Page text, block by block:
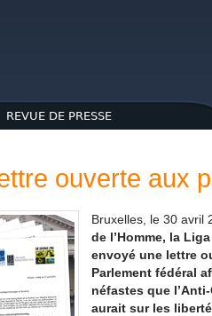
REVUE DE PRESSE
ouverte aux
Bruxelles, le 30 avril
de l’Homme, la
envoyé une lettre
Parlement fédéral
néfastes que
aurait sur les